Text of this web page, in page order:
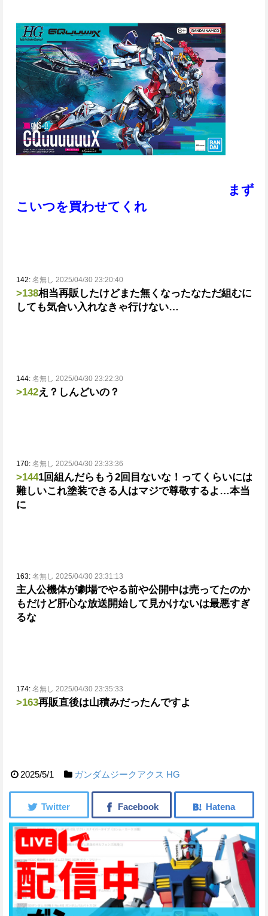
まず
こいつを買わせてくれ
142: 名無し 2025/04/30 23:20:40
>138相当再販したけどまた無くなったなただ組むに
しても気合い入れなきゃ行けない…
144: 名無し 2025/04/30 23:22:30
>142え？ しんどいの？
170: 名無し 2025/04/30 23:33:36
>1441回組んだらもう2回目ないな！ってくらいには
難しいこれ塗装できる人はマジで尊敬するよ…本当
に
163: 名無し 2025/04/30 23:31:13
主人公機体が劇場でやる前や公開中は売ってたのか
もだけど肝心な放送開始して見かけないは最悪すぎ
るな
174: 名無し 2025/04/30 23:35:33
>163再販直後は山積みだったんですよ
2025/5/1 ガンダムジークアクス HG